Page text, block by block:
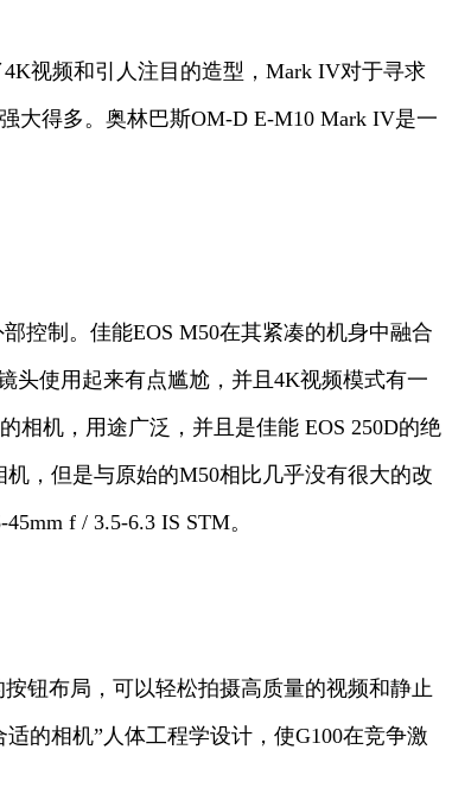
视频和引人注目的造型，Mark IV对于寻求
大得多。奥林巴斯OM-D E-M10 Mark IV是一
控制。佳能EOS M50在其紧凑的机身中融合
头使用起来有点尴尬，并且4K视频模式有一
相机，用途广泛，并且是佳能 EOS 250D的绝
，但是与原始的M50相比几乎没有很大的改
f / 3.5-6.3 IS STM。
钮布局，可以轻松拍摄高质量的视频和静止
的相机”人体工程学设计，使G100在竞争激